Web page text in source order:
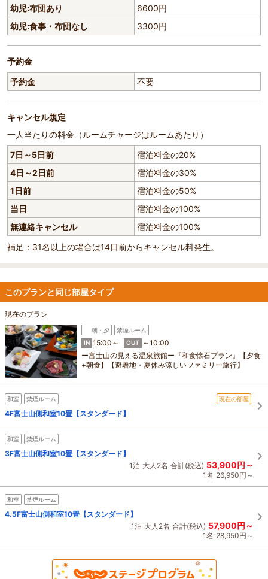
幼児:布団あり
6600円
幼児:食事・布団なし
3300円
予約金
予約金
不要
キャンセル規定
一人当たりの料金（ルームチャージはルームあたり）
7日～5日前
宿泊料金の20%
4日～2日前
宿泊料金の30%
1日前
宿泊料金の50%
当日
宿泊料金の100%
無連絡キャンセル
宿泊料金の100%
補足：31名以上の場合は14日前からキャンセル料発生。
このプランと同じ部屋タイプ
現在のプラン
朝・夕
禁煙ルーム
IN 15:00～ OUT
～10:00
ー富士山の見える温泉旅館ー『和食懐石プラン』【夕食
+朝食】【避暑地・夏休み涼しいファミリー旅行】
和室 禁煙ルーム 現在の部屋
4F富士山側和室10畳【スタンダード】
和室 禁煙ルーム
3F富士山側和室10畳【スタンダード】
1泊 大人2名 合計(税込) 53,900円～
1名 26,950円～
和室 禁煙ルーム
4.5F富士山側和室10畳【スタンダード】
1泊 大人2名 合計(税込) 57,900円～
1名 28,950円～